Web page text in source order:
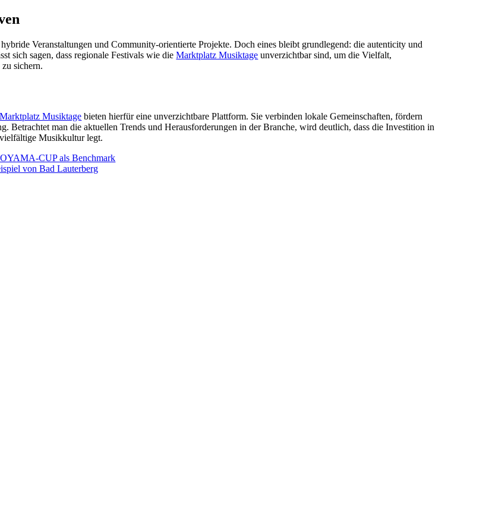
Veranstaltungen und Community-orientierte Projekte. Doch eines bleibt grundlegend: die autenticity und
sich sagen, dass regionale Festivals wie dieMarktplatz Musiktage unverzichtbar sind, um die Vielfalt,
sichern.
Marktplatz Musiktage bieten hierfür eine unverzichtbare Plattform. Sie verbinden lokale Gemeinschaften, fördern
Betrachtet man die aktuellen Trends und Herausforderungen in der Branche, wird deutlich, dass die Investition in
Musikkultur legt.
CUP als Benchmark
von Bad Lauterberg